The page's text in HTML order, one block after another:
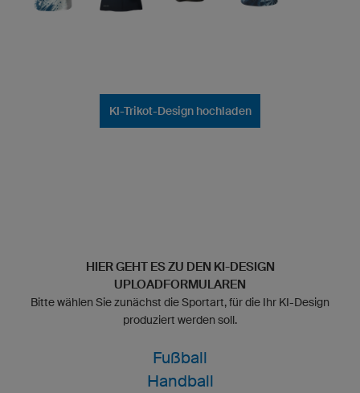
KI-Trikot-Design hochladen
HIER GEHT ES ZU DEN KI-DESIGN
UPLOADFORMULAREN
Bitte wählen Sie zunächst die Sportart, für die Ihr KI-Design
produziert werden soll.
Fußball
Handball